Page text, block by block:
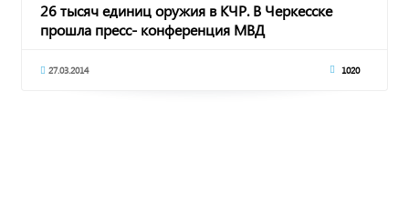
26 тысяч единиц оружия в КЧР. В Черкесске
прошла пресс- конференция МВД
27.03.2014 1020